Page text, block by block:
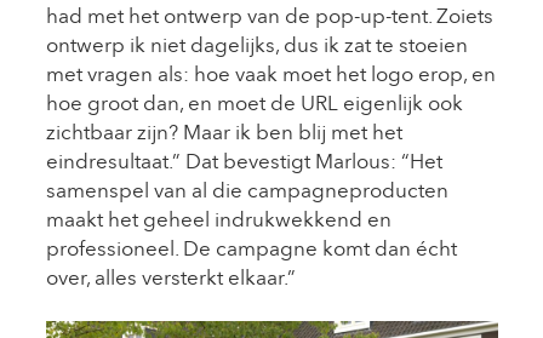
had met het ontwerp van de pop-up-tent. Zoiets
ontwerp ik niet dagelijks, dus ik zat te stoeien
met vragen als: hoe vaak moet het logo erop, en
hoe groot dan, en moet de URL eigenlijk ook
zichtbaar zijn? Maar ik ben blij met het
eindresultaat.” Dat bevestigt Marlous: “Het
samenspel van al die campagneproducten
maakt het geheel indrukwekkend en
professioneel. De campagne komt dan écht
over, alles versterkt elkaar.”